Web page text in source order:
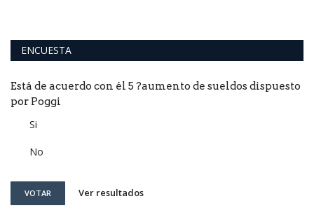
ENCUESTA
Está de acuerdo con él 5 ?aumento de sueldos dispuesto
por Poggi
Si
No
VOTAR Ver resultados